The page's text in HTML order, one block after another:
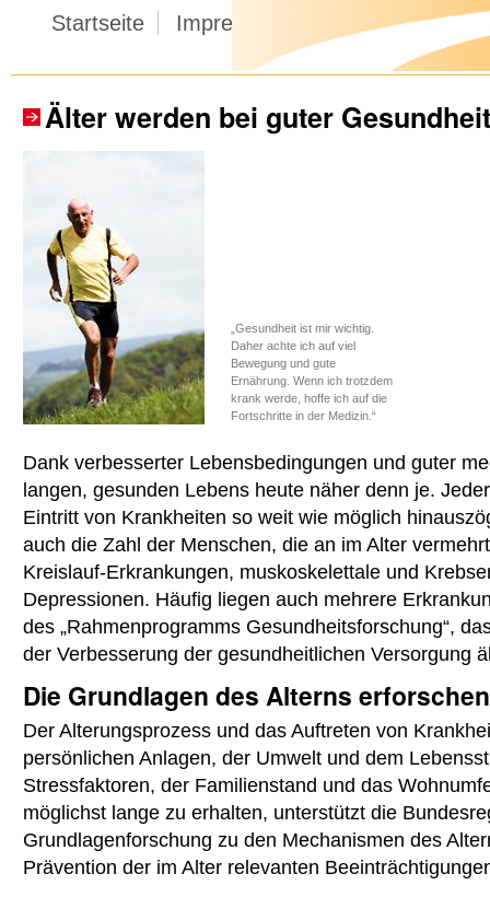
Startseite Impressum Datenschutz
Älter werden bei guter
„Gesundheit ist mir wichtig.
Daher achte ich auf viel
Bewegung und gute
Ernährung. Wenn ich trotzdem
krank werde, hoffe ich auf die
Fortschritte in der Medizin.“
Dank verbesserter Lebensbedingungen und guter
langen, gesunden Lebens heute näher denn je.
Eintritt von Krankheiten so weit wie möglich
auch die Zahl der Menschen, die an im Alter
Kreislauf-Erkrankungen, muskoskelettale und
Depressionen. Häufig liegen auch mehrere
des „Rahmenprogramms Gesundheitsforschung“,
der Verbesserung der gesundheitlichen Versorgung
Die Grundlagen des Alterns erforschen
Der Alterungsprozess und das Auftreten von
persönlichen Anlagen, der Umwelt und dem
Stressfaktoren, der Familienstand und das
möglichst lange zu erhalten, unterstützt die
Grundlagenforschung zu den Mechanismen des
Prävention der im Alter relevanten